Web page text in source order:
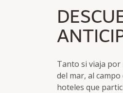
Ahorre hasta un 20%
Se puede reservar
Tanto si viaja por
del mar, al
hoteles que